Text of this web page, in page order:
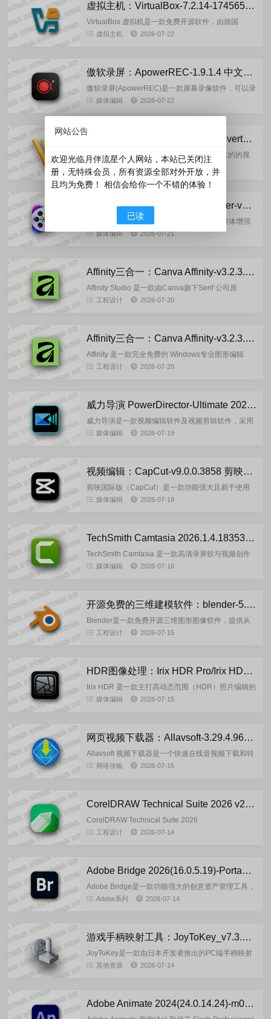
虚拟主机：VirtualBox-7.2.14-174565 官方正式版
VirtualBox 虚拟机是一款免费开源软件，由德国
Innotek 公司开发，后被Oracle(甲骨文)公司收购，正
虚拟主机 2026-07-22
傲软录屏：ApowerREC-1.9.1.4 中文绿色便携版
傲软录屏(ApowerREC)是一款屏幕录像软件，可以录
制屏幕任何区域，支持视频编辑，任务录制，可根据
软录屏将在特...
媒体编辑 2026-07-22
视频转换：Freemake Video Converter-v6.0.1.6 多语便携版
Freemake Video Converter 是一款功能强大的的视
频格式转换软件，集成NVIDIA CUDA和DXVA硬件加
速技术，可自动检测最佳转换参数以...
媒体编辑 2026-07-22
AI视频转换：VideoProc Converter-v8.11.0716 多语便携版
VideoProc Converter AI是一款多功能的AI媒体增强
和转换工具，能够提升、转换、压缩、编辑、下载、
媒体编辑 2026-07-21
Affinity三合一：Canva Affinity-v3.2.3.4646 多语言安装版
Affinity Studio 是一款由Canva旗下Serif 公司原
Affinity开发团队重新开发的专业设计软件，整合了原
工程设计 2026-07-20
Affinity三合一：Canva Affinity-v3.2.3.4646-by7997 多语言便携版
Affinity 是一款完全免费的 Windows专业图形编辑
器，被Canva公司收购后发布了一个包含三者组件的
工程设计 2026-07-20
威力导演 PowerDirector-Ultimate 2026-24.6.1917.0 安装版
威力导演是一款视频编辑软件及视频剪辑软件，采用
独家之智慧型高速不失真影片输出技术SVRT,可以快
媒体编辑 2026-07-19
视频编辑：CapCut-v9.0.0.3858 剪映国际版
剪映国际版（CapCut）是一款功能强大且易于使用
的视频剪辑应用程序，它提供了丰富多样的转场特效
媒体编辑 2026-07-18
TechSmith Camtasia 2026.1.4.18353 多语言版
TechSmith Camtasia 是一款高清录屏软与视频创作
编辑软件，Camtasia 包含了：捕获屏幕录制，视频
媒体编辑 2026-07-16
开源免费的三维建模软件：blender-5.2.0 多语言官方版
Blender是一款免费开源三维图形图像软件，提供从
建模、动画、材质、渲染、到音频处理、视频剪辑等
工程设计 2026-07-15
HDR图像处理：Irix HDR Pro/Irix HDR Classic Pro-v2.3.58.0 中文直装版
Irix HDR 是一款主打高动态范围（HDR）照片编辑的
软件，特别适合摄影师和图像处理爱好者，能帮你轻
媒体编辑 2026-07-15
网页视频下载器：Allavsoft-3.29.4.9686 绿色便携版
Allavsoft 视频下载器是一个快速在线音视频下载和转
换工具，可以帮助用户快速下载和转换在线电影，让
网络传输 2026-07-15
CorelDRAW Technical Suite 2026 v27.1.0.129_Wzzok 直装版
CorelDRAW Technical Suite 2026
v27.1.0.129_Wzzok 直装版是由无忧论坛大佬
工程设计 2026-07-14
Adobe Bridge 2026(16.0.5.19)-Portable-by7997 多语言轻量便携版
Adobe Bridge是一款功能强大的创意资产管理工具，
可让您快速轻松地查看、选择、组织、编辑和共享多
Adobe系列 2026-07-14
游戏手柄映射工具：JoyToKey_v7.3.3.558_chs_260711 汉化绿色版
JoyToKey是一款由日本开发者推出的PC端手柄映射
工具，能将游戏控制器的输入模拟为键盘、鼠标的操
其他资源 2026-07-14
Adobe Animate 2024(24.0.14.24)-m0nkrus 多语言版
网站公告
欢迎光临月伴流星个人网站，本站已关闭注
册，无特殊会员，所有资源全部对外开放，并
且均为免费！ 相信会给你一个不错的体验！
已读